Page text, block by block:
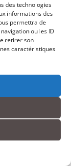
des technologies
informations des
permettra de
ou les ID
retirer son
caractéristiques